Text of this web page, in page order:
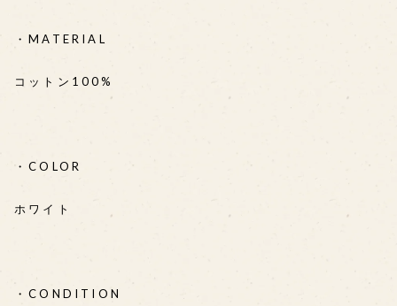
・MATERIAL
コットン100%
・COLOR
ホワイト
・CONDITION